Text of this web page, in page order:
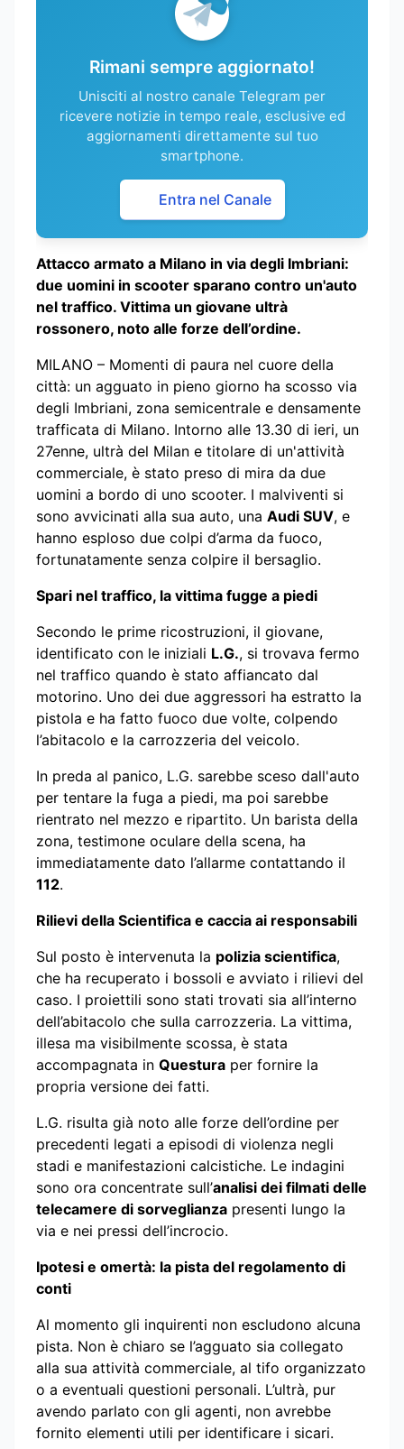
Rimani sempre aggiornato!
Unisciti al nostro canale Telegram per
ricevere notizie in tempo reale, esclusive ed
aggiornamenti direttamente sul tuo
smartphone.
Entra nel Canale
Attacco armato a Milano in via degli Imbriani:
due uomini in scooter sparano contro un'auto
nel traffico. Vittima un giovane ultrà
rossonero, noto alle forze dell’ordine.
MILANO – Momenti di paura nel cuore della
città: un agguato in pieno giorno ha scosso via
degli Imbriani, zona semicentrale e densamente
trafficata di Milano. Intorno alle 13.30 di ieri, un
27enne, ultrà del Milan e titolare di un'attività
commerciale, è stato preso di mira da due
uomini a bordo di uno scooter. I malviventi si
sono avvicinati alla sua auto, una Audi SUV, e
hanno esploso due colpi d’arma da fuoco,
fortunatamente senza colpire il bersaglio.
Spari nel traffico, la vittima fugge a piedi
Secondo le prime ricostruzioni, il giovane,
identificato con le iniziali L.G., si trovava fermo
nel traffico quando è stato affiancato dal
motorino. Uno dei due aggressori ha estratto la
pistola e ha fatto fuoco due volte, colpendo
l’abitacolo e la carrozzeria del veicolo.
In preda al panico, L.G. sarebbe sceso dall'auto
per tentare la fuga a piedi, ma poi sarebbe
rientrato nel mezzo e ripartito. Un barista della
zona, testimone oculare della scena, ha
immediatamente dato l’allarme contattando il
112.
Rilievi della Scientifica e caccia ai responsabili
Sul posto è intervenuta la polizia scientifica,
che ha recuperato i bossoli e avviato i rilievi del
caso. I proiettili sono stati trovati sia all’interno
dell’abitacolo che sulla carrozzeria. La vittima,
illesa ma visibilmente scossa, è stata
accompagnata in Questura per fornire la
propria versione dei fatti.
L.G. risulta già noto alle forze dell’ordine per
precedenti legati a episodi di violenza negli
stadi e manifestazioni calcistiche. Le indagini
sono ora concentrate sull’analisi dei filmati delle
telecamere di sorveglianza presenti lungo la
via e nei pressi dell’incrocio.
Ipotesi e omertà: la pista del regolamento di
conti
Al momento gli inquirenti non escludono alcuna
pista. Non è chiaro se l’agguato sia collegato
alla sua attività commerciale, al tifo organizzato
o a eventuali questioni personali. L’ultrà, pur
avendo parlato con gli agenti, non avrebbe
fornito elementi utili per identificare i sicari.